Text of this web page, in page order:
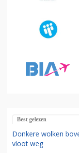
Best gelezen
Donkere wolken
vloot weg